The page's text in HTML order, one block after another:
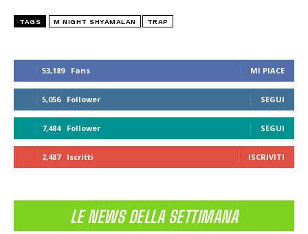
53,189 Fans MI PIACE
5,056 Follower SEGUI
7,484 Follower SEGUI
2,487 Iscritti ISCRIVITI
LE NEWS DELLA SETTIMANA
TAGS M NIGHT SHYAMALAN TRAP